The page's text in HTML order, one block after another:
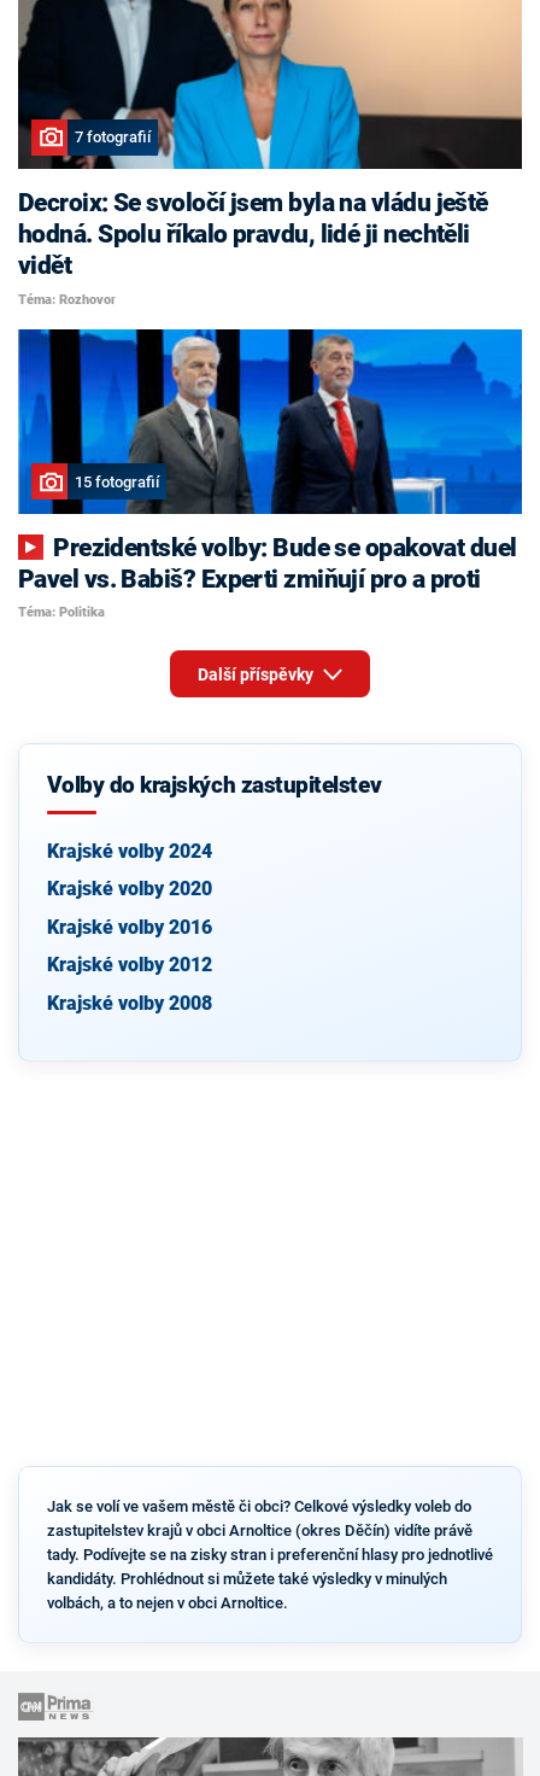
7 fotografií
Decroix: Se svoločí jsem byla na vládu ještě
hodná. Spolu říkalo pravdu, lidé ji nechtěli
vidět
Téma: Rozhovor
15 fotografií
Pavel vs. Babiš? Experti zmiňují pro a proti
Téma: Politika
Další příspěvky
Volby do krajských zastupitelstev
Krajské volby 2024
Krajské volby 2020
Krajské volby 2016
Krajské volby 2012
Krajské volby 2008
Jak se volí ve vašem městě či obci? Celkové výsledky voleb do
zastupitelstev krajů v obci Arnoltice (okres Děčín) vidíte právě
tady. Podívejte se na zisky stran i preferenční hlasy pro jednotlivé
kandidáty. Prohlédnout si můžete také výsledky v minulých
volbách, a to nejen v obci Arnoltice.